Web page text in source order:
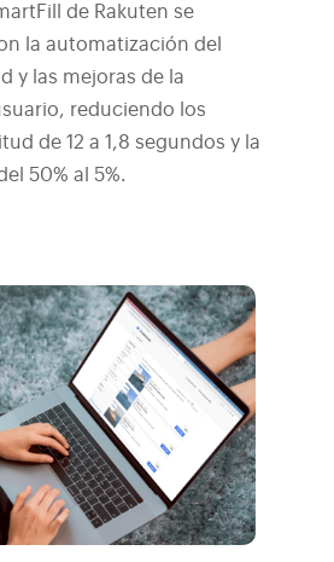
de Rakuten se
la automatización del
y las mejoras de la
reduciendo los
de 12 a 1,8 segundos y la
50% al 5%.